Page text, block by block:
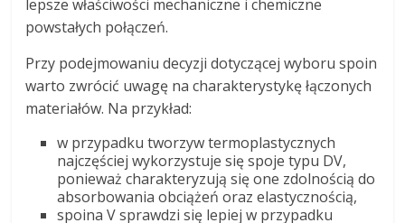
lepsze właściwości mechaniczne i chemiczne
powstałych połączeń.
Przy podejmowaniu decyzji dotyczącej wyboru spoin
warto zwrócić uwagę na charakterystykę łączonych
materiałów. Na przykład:
w przypadku tworzyw termoplastycznych
najczęściej wykorzystuje się spoje typu DV,
ponieważ charakteryzują się one zdolnością do
absorbowania obciążeń oraz elastycznością,
spoina V sprawdzi się lepiej w przypadku